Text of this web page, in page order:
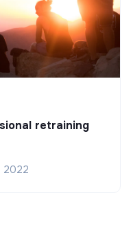
retraining
2022